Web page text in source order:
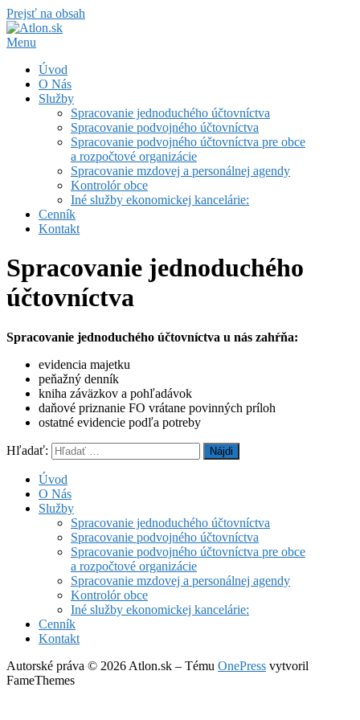
Prejsť na obsah
Menu
Úvod
O Nás
Služby
Spracovanie jednoduchého účtovníctva
Spracovanie podvojného účtovníctva
Spracovanie podvojného účtovníctva pre obce
a rozpočtové organizácie
Spracovanie mzdovej a personálnej agendy
Kontrolór obce
Iné služby ekonomickej kancelárie:
Cenník
Kontakt
Spracovanie jednoduchého
účtovníctva
Spracovanie jednoduchého účtovníctva u nás zahŕňa:
evidencia majetku
peňažný denník
kniha záväzkov a pohľadávok
daňové priznanie FO vrátane povinných príloh
ostatné evidencie podľa potreby
Hľadať:
Úvod
O Nás
Služby
Spracovanie jednoduchého účtovníctva
Spracovanie podvojného účtovníctva
Spracovanie podvojného účtovníctva pre obce
a rozpočtové organizácie
Spracovanie mzdovej a personálnej agendy
Kontrolór obce
Iné služby ekonomickej kancelárie:
Cenník
Kontakt
Autorské práva © 2026 Atlon.sk – Tému OnePress vytvoril
FameThemes